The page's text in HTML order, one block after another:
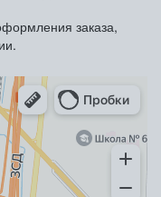
заказа,